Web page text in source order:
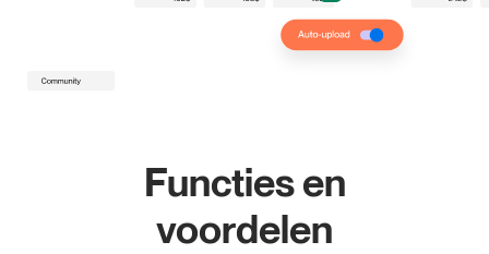
Functies en
voordelen